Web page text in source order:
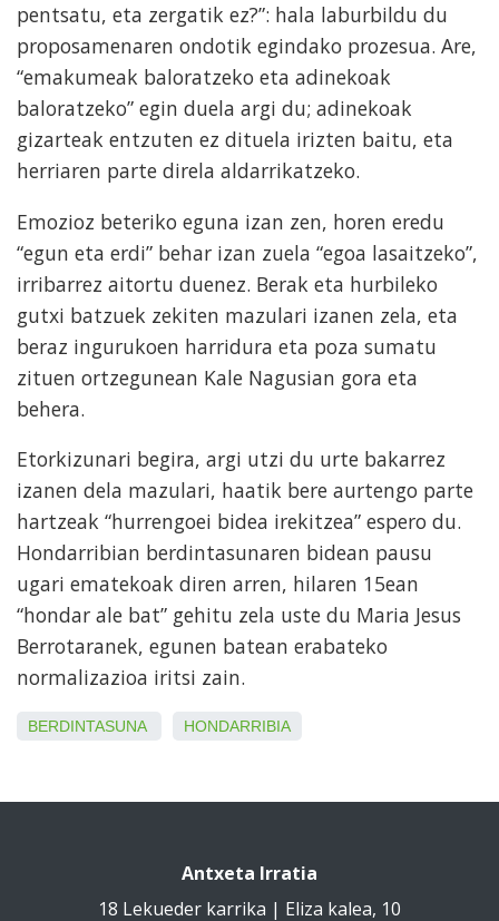
pentsatu, eta zergatik ez?”: hala laburbildu du
proposamenaren ondotik egindako prozesua. Are,
“emakumeak baloratzeko eta adinekoak
baloratzeko” egin duela argi du; adinekoak
gizarteak entzuten ez dituela irizten baitu, eta
herriaren parte direla aldarrikatzeko.
Emozioz beteriko eguna izan zen, horen eredu
“egun eta erdi” behar izan zuela “egoa lasaitzeko”,
irribarrez aitortu duenez. Berak eta hurbileko
gutxi batzuek zekiten mazulari izanen zela, eta
beraz ingurukoen harridura eta poza sumatu
zituen ortzegunean Kale Nagusian gora eta
behera.
Etorkizunari begira, argi utzi du urte bakarrez
izanen dela mazulari, haatik bere aurtengo parte
hartzeak “hurrengoei bidea irekitzea” espero du.
Hondarribian berdintasunaren bidean pausu
ugari ematekoak diren arren, hilaren 15ean
“hondar ale bat” gehitu zela uste du Maria Jesus
Berrotaranek, egunen batean erabateko
normalizazioa iritsi zain.
BERDINTASUNA HONDARRIBIA
Antxeta Irratia
18 Lekueder karrika | Eliza kalea, 10